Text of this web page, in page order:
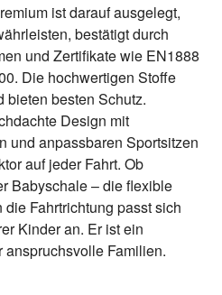
ist darauf ausgelegt,
bestätigt durch
und Zertifikate wie EN1888
Die hochwertigen Stoffe
bieten besten Schutz.
Design mit
und anpassbaren Sportsitzen
auf jeder Fahrt. Ob
Babyschale – die flexible
Fahrtrichtung passt sich
Kinder an. Er ist ein
Familien.